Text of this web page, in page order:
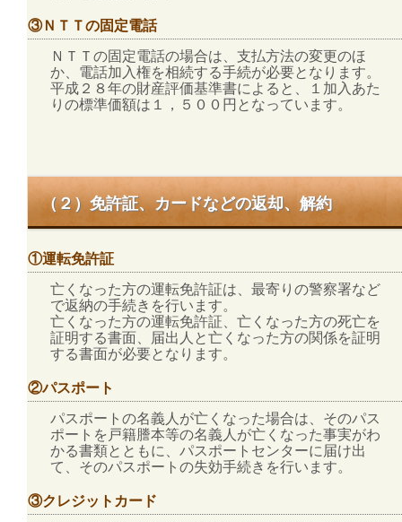
③ＮＴＴの固定電話
ＮＴＴの固定電話の場合は、支払方法の変更のほ
か、電話加入権を相続する手続が必要となります。
平成２８年の財産評価基準書によると、１加入あた
りの標準価額は１，５００円となっています。
（２）免許証、カードなどの返却、解約
①運転免許証
亡くなった方の運転免許証は、最寄りの警察署など
で返納の手続きを行います。
亡くなった方の運転免許証、亡くなった方の死亡を
証明する書面、届出人と亡くなった方の関係を証明
する書面が必要となります。
②パスポート
パスポートの名義人が亡くなった場合は、そのパス
ポートを戸籍謄本等の名義人が亡くなった事実がわ
かる書類とともに、パスポートセンターに届け出
て、そのパスポートの失効手続きを行います。
③クレジットカード